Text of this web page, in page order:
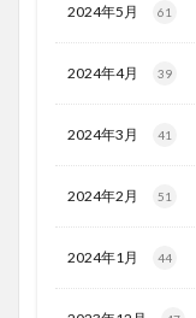
2024年5月 61
2024年4月 39
2024年3月 41
2024年2月 51
2024年1月 44